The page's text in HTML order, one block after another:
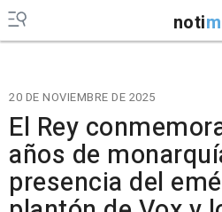
noti
20 DE NOVIEMBRE DE 2025
El Rey
años de
presencia del